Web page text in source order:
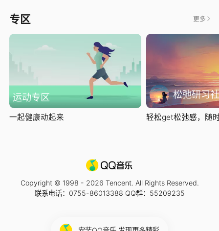
专区 更多
运动专区
一起健康动起来
松弛研习社
轻松get松弛感，随
Copyright © 1998 - 2026 Tencent. All Rights Reserved.
联系电话：0755-86013388 QQ群：55209235